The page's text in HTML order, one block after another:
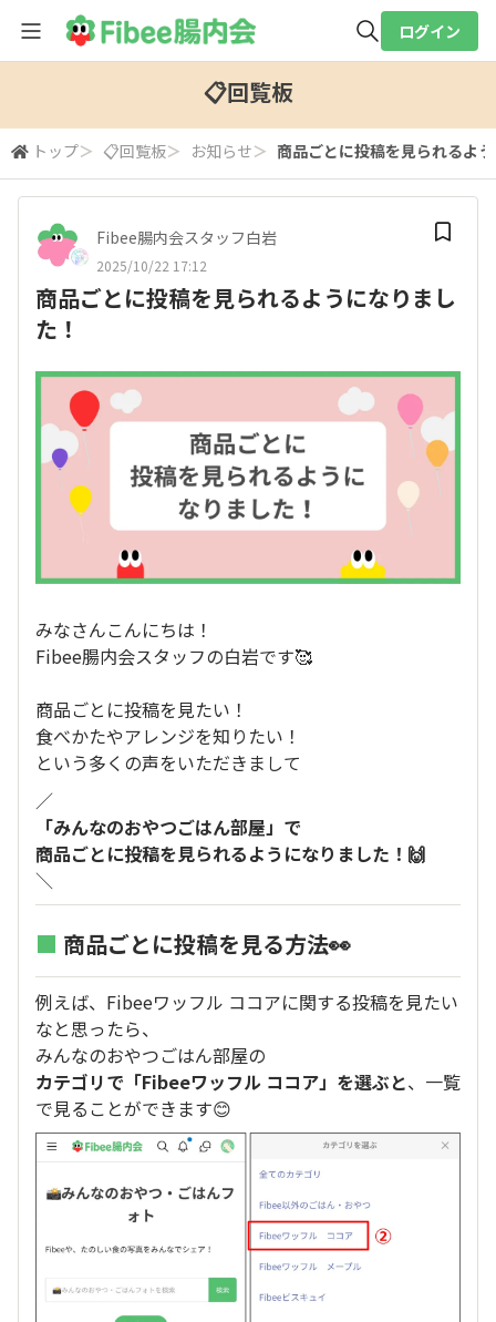
ログイン
📋回覧板
トップ＞ 📋回覧板＞ お知らせ＞ 商品ごとに投稿を見られるよ
Fibee腸内会スタッフ白岩
2025/10/22 17:12
商品ごとに投稿を見られるようになりまし
た！
みなさんこんにちは！
Fibee腸内会スタッフの白岩です🥰
商品ごとに投稿を見たい！
食べかたやアレンジを知りたい！
という多くの声をいただきまして
／
「みんなのおやつごはん部屋」で
商品ごとに投稿を見られるようになりました！🙌
＼
■ 商品ごとに投稿を見る方法👀
例えば、Fibeeワッフル ココアに関する投稿を見たい
なと思ったら、
みんなのおやつごはん部屋の
カテゴリで「Fibeeワッフル ココア」を選ぶと、一覧
で見ることができます😊